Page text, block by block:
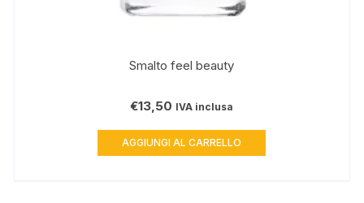
Smalto feel beauty
€13,50 IVA inclusa
AGGIUNGI AL CARRELLO